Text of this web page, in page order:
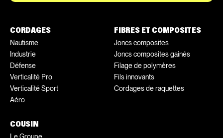
CORDAGES
Nautisme
Industrie
Défense
Verticalité Pro
Verticalité Sport
Aéro
FIBRES ET COMPOSITES
Joncs composites
Joncs composites gainés
Filage de polymères
Fils innovants
Cordages de raquettes
COUSIN